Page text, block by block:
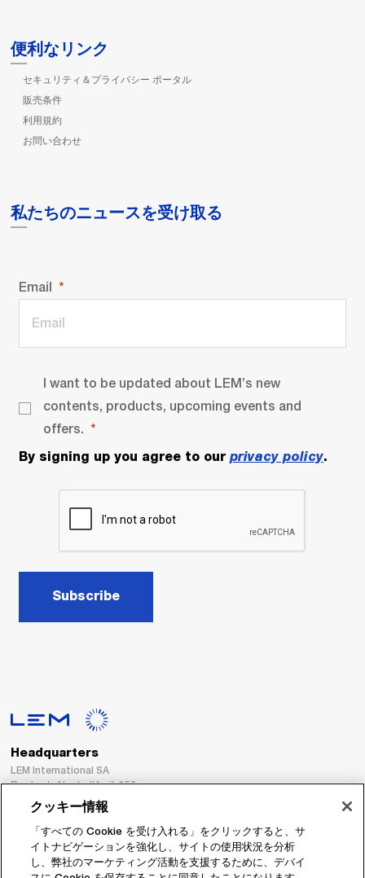
便利なリンク
セキュリティ＆プライバシー ポータル
販売条件
利用規約
お問い合わせ
私たちのニュースを受け取る
Email
I want to be updated about LEM’s new
contents, products, upcoming events and
offers.
By signing up you agree to our privacy policy.
Subscribe
Headquarters
LEM International SA
Route du Nant-d’Avril, 152
1217 Meyrin
Switzerland
Tel. :
+41 22 706 11 11
Fax : +41 22 794 94 78
クッキー情報
「すべての Cookie を受け入れる」をクリックすると、サ
イトナビゲーションを強化し、サイトの使用状況を分析
し、弊社のマーケティング活動を支援するために、デバイ